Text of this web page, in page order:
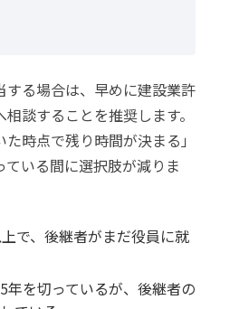
する場合は、早めに建設業許
談することを推奨します。
時点で残り時間が決まる」
いる間に選択肢が減りま
で、後継者がまだ役員に就
年を切っているが、後継者の